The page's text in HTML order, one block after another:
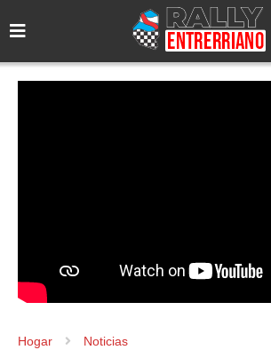
Hogar Noticias